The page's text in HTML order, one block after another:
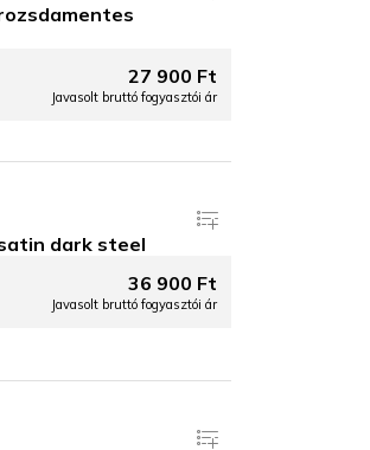
27 900 Ft
Javasolt bruttó fogyasztói ár
dark steel
36 900 Ft
Javasolt bruttó fogyasztói ár